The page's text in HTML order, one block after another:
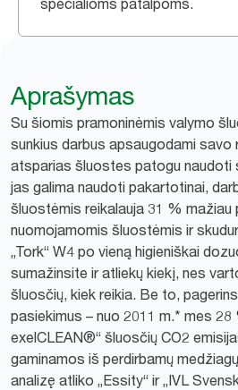
specialioms patalpoms.
Aprašymas
Su šiomis pramoninėmis valymo
sunkius darbus apsaugodami savo
atsparias šluostes patogu naudoti
jas galima naudoti pakartotinai,
šluostėmis reikalauja 31 % mažiau
nuomojamomis šluostėmis ir
„Tork“ W4 po vieną higieniškai
sumažinsite ir atliekų kiekį, nes
šluosčių, kiek reikia. Be to,
pasiekimus – nuo 2011 m.* mes 28
exelCLEAN®“ šluosčių CO2
gaminamos iš perdirbamų
analizę atliko „Essity“ ir „IVL